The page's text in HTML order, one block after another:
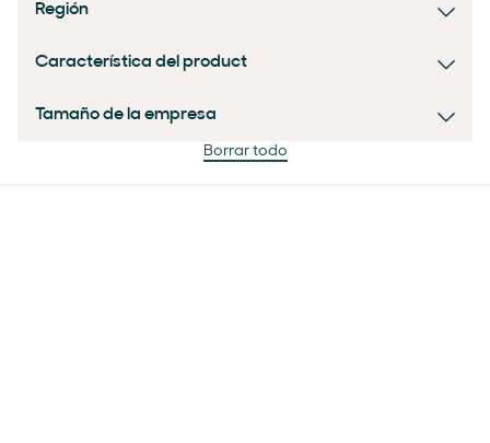
Región
Característica del product
Tamaño de la empresa
Borrar todo